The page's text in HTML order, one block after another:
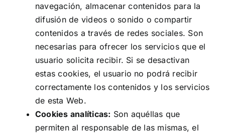
navegación, almacenar contenidos para la
difusión de videos o sonido o compartir
contenidos a través de redes sociales. Son
necesarias para ofrecer los servicios que el
usuario solicita recibir. Si se desactivan
estas cookies, el usuario no podrá recibir
correctamente los contenidos y los servicios
de esta Web.
Cookies analíticas: Son aquéllas que
permiten al responsable de las mismas, el